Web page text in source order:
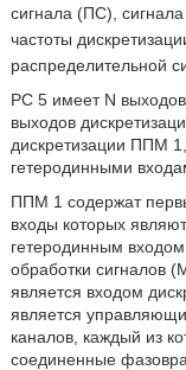
сигнала (ПС),
частоты
распределительной
PC 5 имеет N
выходов
дискретизации ППМ
гетеродинными
ППМ 1 содержат
входы которых
гетеродинным
обработки сигналов
является входом
является
каналов, каждый из
соединенные